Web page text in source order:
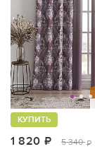
1 820 руб.
5 340
КУПИТЬ